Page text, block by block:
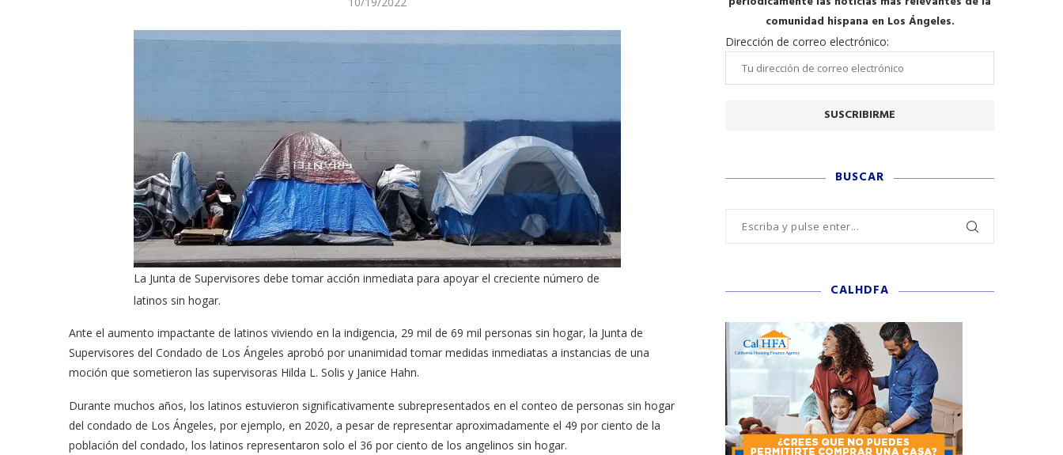
La Junta de Supervisores debe tomar acción inmediata para apoyar el creciente número de
latinos sin hogar.
Ante el aumento impactante de latinos viviendo en la indigencia, 29 mil de 69 mil personas sin hogar, la Junta de
Supervisores del Condado de Los Ángeles aprobó por unanimidad tomar medidas inmediatas a instancias de una
moción que sometieron las supervisoras Hilda L. Solis y Janice Hahn.
Durante muchos años, los latinos estuvieron significativamente subrepresentados en el conteo de personas sin hogar
del condado de Los Ángeles, por ejemplo, en 2020, a pesar de representar aproximadamente el 49 por ciento de la
población del condado, los latinos representaron solo el 36 por ciento de los angelinos sin hogar.
comunidad hispana en Los Ángeles.
Dirección de correo electrónico:
BUSCAR
CALHDFA